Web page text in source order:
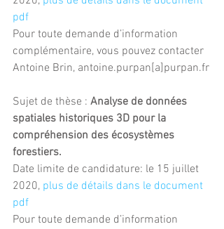
pdf
Pour toute demande d’information
complémentaire, vous pouvez contacter
Antoine Brin, antoine.purpan[a]purpan.fr
Sujet de thèse : Analyse de données
spatiales historiques 3D pour la
compréhension des écosystèmes
forestiers.
Date limite de candidature: le 15 juillet
2020, plus de détails dans le document
pdf
Pour toute demande d’information